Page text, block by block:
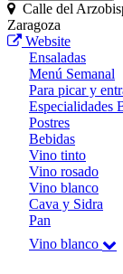
Calle del
Zaragoza
Website
Ensaladas
Menú Semanal
Para picar y
Especialidades
Postres
Bebidas
Vino tinto
Vino rosado
Vino blanco
Cava y Sidra
Pan
Vino blanco